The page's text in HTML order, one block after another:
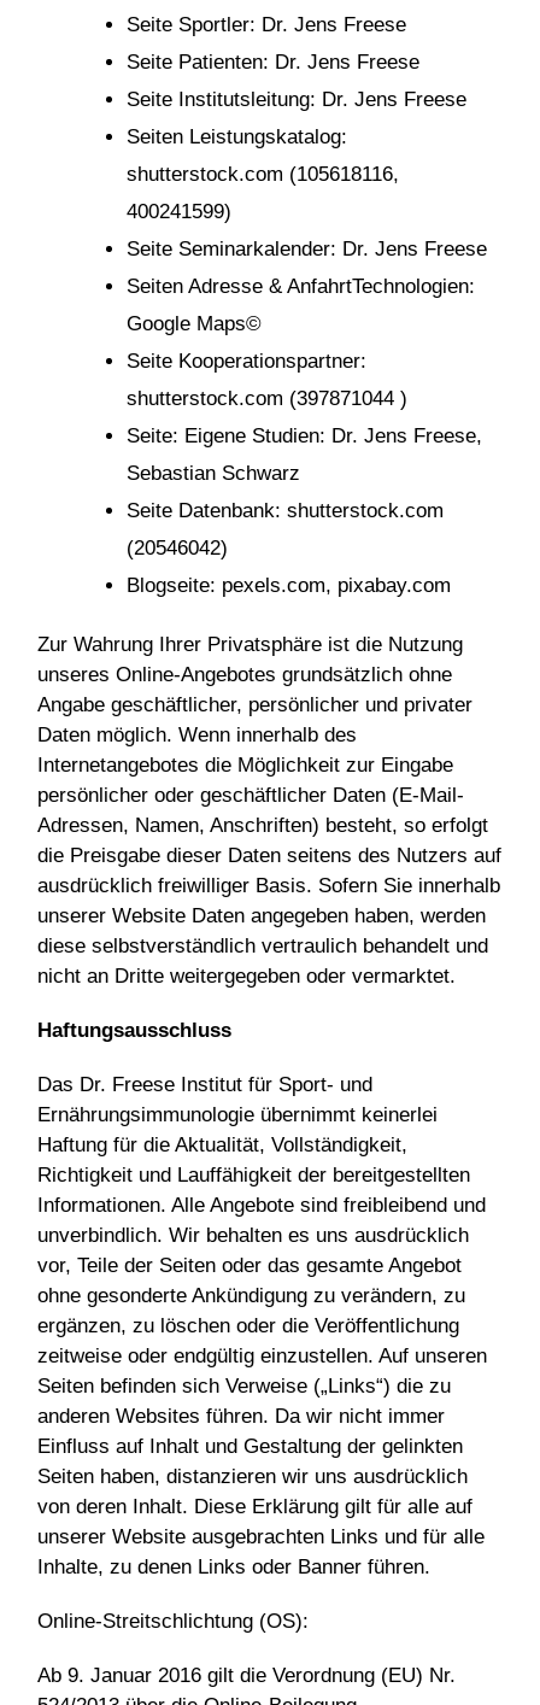
Seite Sportler: Dr. Jens Freese
Seite Patienten: Dr. Jens Freese
Seite Institutsleitung: Dr. Jens Freese
Seiten Leistungskatalog:
shutterstock.com (105618116,
400241599)
Seite Seminarkalender: Dr. Jens Freese
Seiten Adresse & AnfahrtTechnologien:
Google Maps©
Seite Kooperationspartner:
shutterstock.com (397871044 )
Seite: Eigene Studien: Dr. Jens Freese,
Sebastian Schwarz
Seite Datenbank: shutterstock.com
(20546042)
Blogseite: pexels.com, pixabay.com
Zur Wahrung Ihrer Privatsphäre ist die Nutzung
unseres Online-Angebotes grundsätzlich ohne
Angabe geschäftlicher, persönlicher und privater
Daten möglich. Wenn innerhalb des
Internetangebotes die Möglichkeit zur Eingabe
persönlicher oder geschäftlicher Daten (E-Mail-
Adressen, Namen, Anschriften) besteht, so erfolgt
die Preisgabe dieser Daten seitens des Nutzers auf
ausdrücklich freiwilliger Basis. Sofern Sie innerhalb
unserer Website Daten angegeben haben, werden
diese selbstverständlich vertraulich behandelt und
nicht an Dritte weitergegeben oder vermarktet.
Haftungsausschluss
Das Dr. Freese Institut für Sport- und
Ernährungsimmunologie übernimmt keinerlei
Haftung für die Aktualität, Vollständigkeit,
Richtigkeit und Lauffähigkeit der bereitgestellten
Informationen. Alle Angebote sind freibleibend und
unverbindlich. Wir behalten es uns ausdrücklich
vor, Teile der Seiten oder das gesamte Angebot
ohne gesonderte Ankündigung zu verändern, zu
ergänzen, zu löschen oder die Veröffentlichung
zeitweise oder endgültig einzustellen. Auf unseren
Seiten befinden sich Verweise („Links“) die zu
anderen Websites führen. Da wir nicht immer
Einfluss auf Inhalt und Gestaltung der gelinkten
Seiten haben, distanzieren wir uns ausdrücklich
von deren Inhalt. Diese Erklärung gilt für alle auf
unserer Website ausgebrachten Links und für alle
Inhalte, zu denen Links oder Banner führen.
Online-Streitschlichtung (OS):
Ab 9. Januar 2016 gilt die Verordnung (EU) Nr.